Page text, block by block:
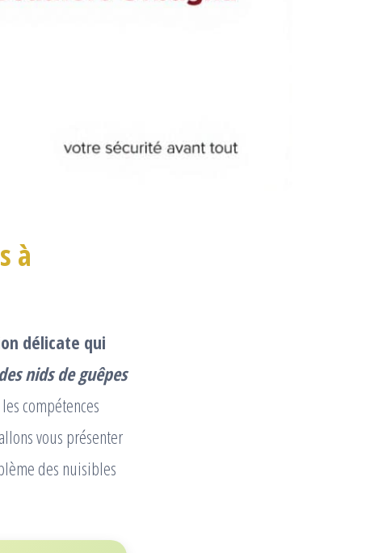
à
délicate qui
nids de guêpes
compétences
vous présenter
des nuisibles